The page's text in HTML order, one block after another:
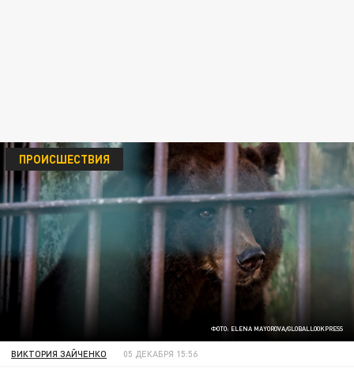
ФОТО: ELENA MAYOROVA/GLOBALLOOKPRESS
ПРОИСШЕСТВИЯ
ВИКТОРИЯ ЗАЙЧЕНКО 05 ДЕКАБРЯ 15:56